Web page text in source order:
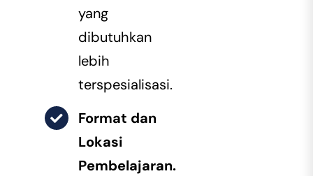
yang
dibutuhkan
lebih
terspesialisasi.
Format dan
Lokasi
Pembelajaran.